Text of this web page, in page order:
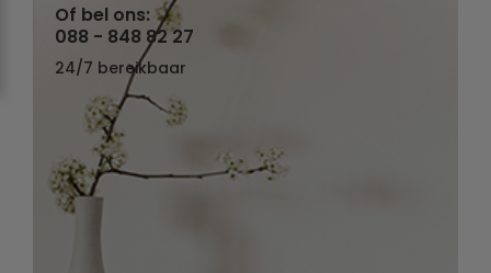
Of bel ons:
088 - 848 82 27
24/7 bereikbaar